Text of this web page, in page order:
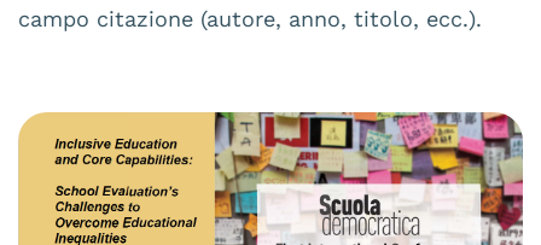
campo citazione (autore, anno, titolo, ecc.).